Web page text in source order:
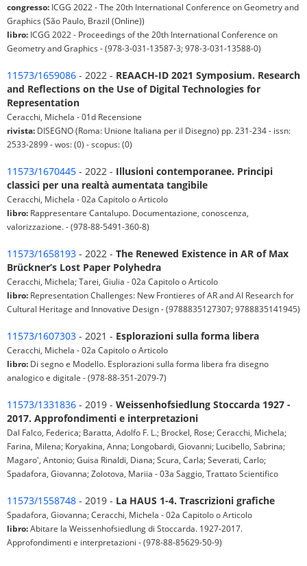
congresso: ICGG 2022 - The 20th International Conference on Geometry and
Graphics (São Paulo, Brazil (Online))
libro: ICGG 2022 - Proceedings of the 20th International Conference on
Geometry and Graphics - (978-3-031-13587-3; 978-3-031-13588-0)
11573/1659086 - 2022 - REAACH-ID 2021 Symposium. Research
and Reflections on the Use of Digital Technologies for
Representation
Ceracchi, Michela - 01d Recensione
rivista: DISEGNO (Roma: Unione Italiana per il Disegno) pp. 231-234 - issn:
2533-2899 - wos: (0) - scopus: (0)
11573/1670445 - 2022 - Illusioni contemporanee. Principi
classici per una realtà aumentata tangibile
Ceracchi, Michela - 02a Capitolo o Articolo
libro: Rappresentare Cantalupo. Documentazione, conoscenza,
valorizzazione. - (978-88-5491-360-8)
11573/1658193 - 2022 - The Renewed Existence in AR of Max
Brückner’s Lost Paper Polyhedra
Ceracchi, Michela; Tarei, Giulia - 02a Capitolo o Articolo
libro: Representation Challenges: New Frontieres of AR and AI Research for
Cultural Heritage and Innovative Design - (9788835127307; 9788835141945)
11573/1607303 - 2021 - Esplorazioni sulla forma libera
Ceracchi, Michela - 02a Capitolo o Articolo
libro: Di segno e Modello. Esplorazioni sulla forma libera fra disegno
analogico e digitale - (978-88-351-2079-7)
11573/1331836 - 2019 - Weissenhofsiedlung Stoccarda 1927 -
2017. Approfondimenti e interpretazioni
Dal Falco, Federica; Baratta, Adolfo F. L.; Brockel, Rose; Ceracchi, Michela;
Farina, Milena; Koryakina, Anna; Longobardi, Giovanni; Lucibello, Sabrina;
Magaro', Antonio; Guisa Rinaldi, Diana; Scura, Carla; Severati, Carlo;
Spadafora, Giovanna; Zolotova, Mariia - 03a Saggio, Trattato Scientifico
11573/1558748 - 2019 - La HAUS 1-4. Trascrizioni grafiche
Spadafora, Giovanna; Ceracchi, Michela - 02a Capitolo o Articolo
libro:Abitare la Weissenhofsiedlung di Stoccarda. 1927-2017.
Approfondimenti e interpretazioni - (978-88-85629-50-9)